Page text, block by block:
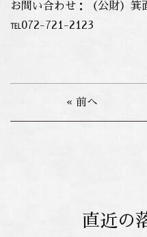
お問い合わせ：（公財）
℡072-721-2123
« 前へ
直近の